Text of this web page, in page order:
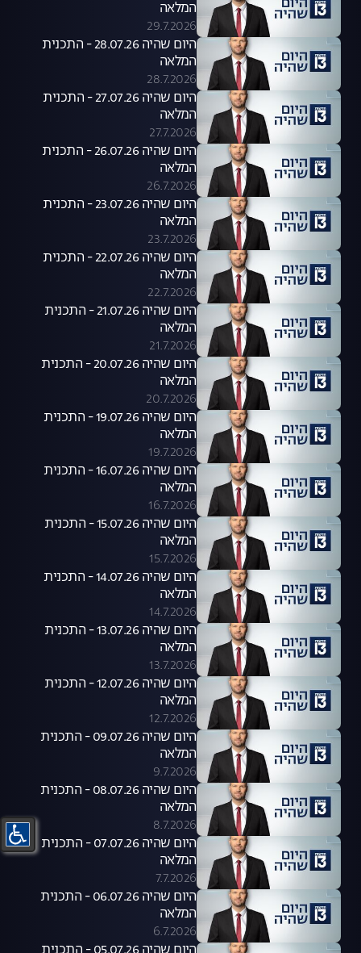
המלאה
29.7.2026
היום שהיה 28.07.26 - התכנית
המלאה
28.7.2026
היום שהיה 27.07.26 - התכנית
המלאה
27.7.2026
היום שהיה 26.07.26 - התכנית
המלאה
26.7.2026
היום שהיה 23.07.26 - התכנית
המלאה
23.7.2026
היום שהיה 22.07.26 - התכנית
המלאה
22.7.2026
היום שהיה 21.07.26 - התכנית
המלאה
21.7.2026
היום שהיה 20.07.26 - התכנית
המלאה
20.7.2026
היום שהיה 19.07.26 - התכנית
המלאה
19.7.2026
היום שהיה 16.07.26 - התכנית
המלאה
16.7.2026
היום שהיה 15.07.26 - התכנית
המלאה
15.7.2026
היום שהיה 14.07.26 - התכנית
המלאה
14.7.2026
היום שהיה 13.07.26 - התכנית
המלאה
13.7.2026
היום שהיה 12.07.26 - התכנית
המלאה
12.7.2026
היום שהיה 09.07.26 - התכנית
המלאה
9.7.2026
היום שהיה 08.07.26 - התכנית
המלאה
8.7.2026
היום שהיה 07.07.26 - התכנית
המלאה
7.7.2026
היום שהיה 06.07.26 - התכנית
המלאה
6.7.2026